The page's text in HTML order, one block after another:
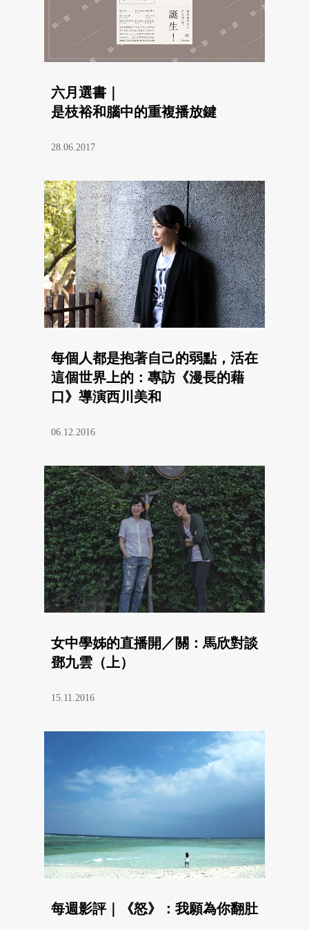
六月選書｜
是枝裕和腦中的重複播放鍵
28.06.2017
每個人都是抱著自己的弱點，活在
這個世界上的：專訪《漫長的藉
口》導演西川美和
06.12.2016
女中學姊的直播開／關：馬欣對談
鄧九雲（上）
15.11.2016
每週影評｜《怒》：我願為你翻肚